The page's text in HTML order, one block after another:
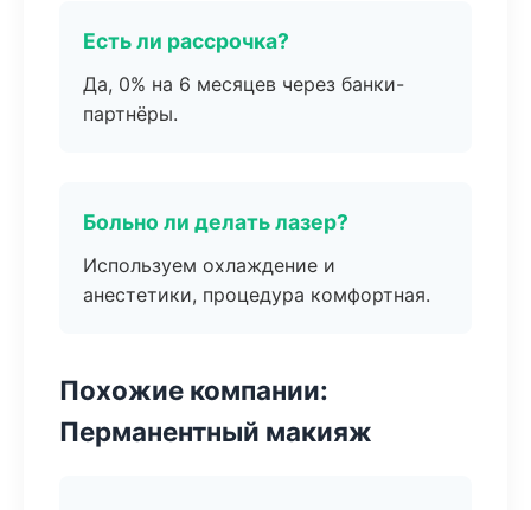
Есть ли рассрочка?
Да, 0% на 6 месяцев через банки-
партнёры.
Больно ли делать лазер?
Используем охлаждение и
анестетики, процедура комфортная.
Похожие компании:
Перманентный макияж